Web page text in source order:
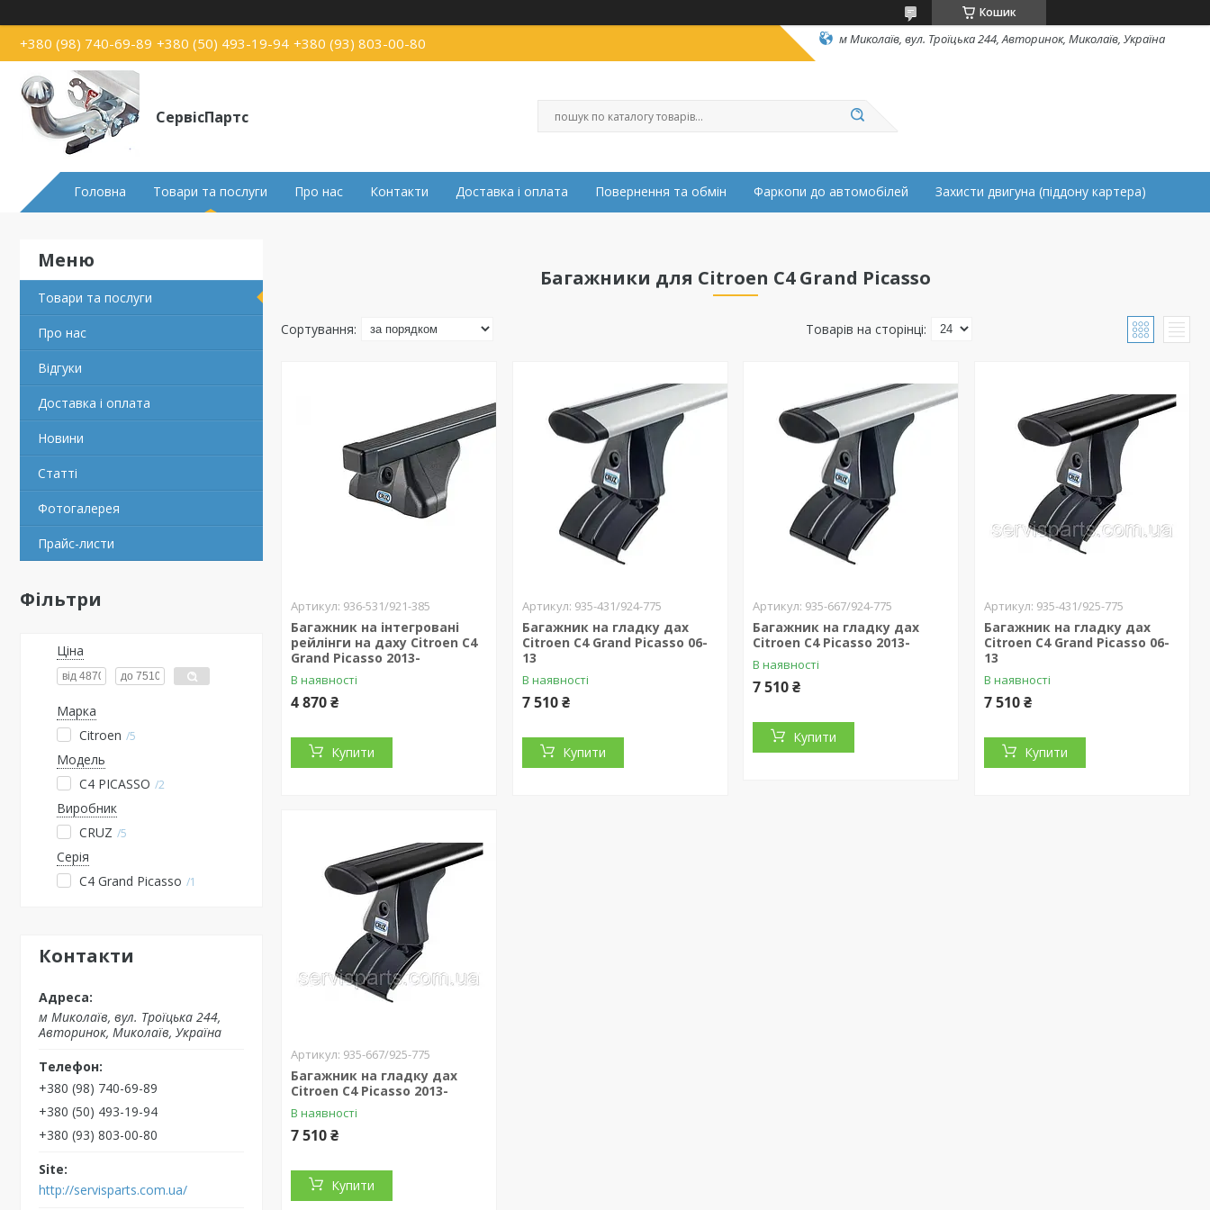
Кошик
+380 (98) 740-69-89 +380 (50) 493-19-94 +380 (93) 803-00-80 м Миколаїв, вул. Троїцька 244, Авторинок, Миколаїв, Україна
СервісПартс
Головна Товари та послуги Про нас Контакти Доставка і оплата Повернення та обмін Фаркопи до автомобілей Захисти двигуна (піддону картера)
Товари та послуги
Про нас
Відгуки
Доставка і оплата
Новини
Статті
Фотогалерея
Прайс-листи
Фільтри
Ціна
Марка
Citroen 5
Модель
C4 PICASSO 2
Виробник
CRUZ 5
Серія
C4 Grand Picasso
1
Контакти
м Миколаїв, вул. Троїцька 244,
Авторинок, Миколаїв, Україна
+380 (98) 740-69-89
+380 (50) 493-19-94
+380 (93) 803-00-80
http://servisparts.com.ua/
Багажники для Citroen C4 Grand Picasso
936-531/921-385
Багажник на інтегровані
рейлінги на даху Citroen C4
Grand Picasso 2013-
В наявності
4 870 ₴
Купити
935-431/924-775
Багажник на гладку дах
Citroen C4 Grand Picasso 06-
13
В наявності
7 510 ₴
Купити
935-667/924-775
Багажник на гладку дах
Citroen C4 Picasso 2013-
В наявності
7 510 ₴
Купити
935-431/925-775
Багажник на гладку дах
Citroen C4 Grand Picasso 06-
13
В наявності
7 510 ₴
Купити
935-667/925-775
Багажник на гладку дах
Citroen C4 Picasso 2013-
В наявності
7 510 ₴
Купити